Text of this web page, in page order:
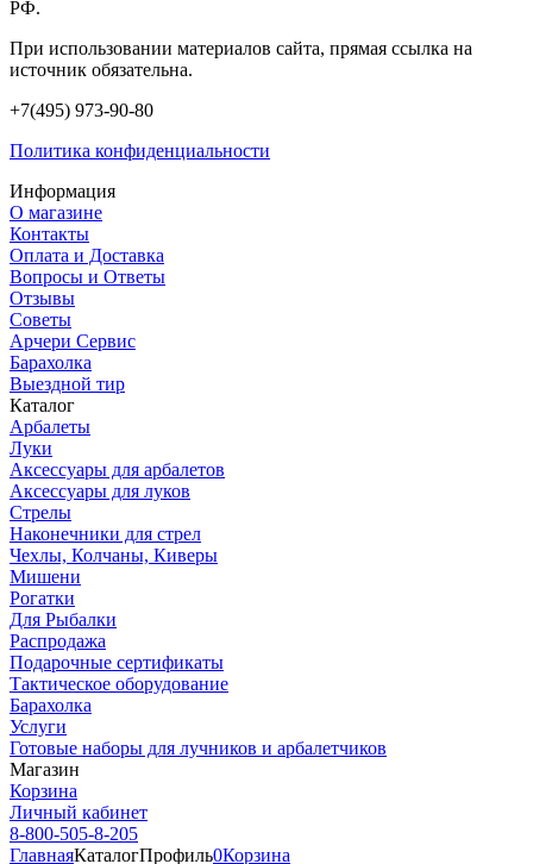
РФ.
При использовании материалов сайта, прямая ссылка на
источник обязательна.
+7(495) 973-90-80
Политика конфиденциальности
Информация
О магазине
Контакты
Оплата и Доставка
Вопросы и Ответы
Отзывы
Советы
Арчери Сервис
Барахолка
Выездной тир
Каталог
Арбалеты
Луки
Аксессуары для арбалетов
Аксессуары для луков
Стрелы
Наконечники для стрел
Чехлы, Колчаны, Киверы
Мишени
Рогатки
Для Рыбалки
Распродажа
Подарочные сертификаты
Тактическое оборудование
Барахолка
Услуги
Готовые наборы для лучников и арбалетчиков
Магазин
Корзина
Личный кабинет
8-800-505-8-205
ГлавнаяКаталогПрофиль0Корзина